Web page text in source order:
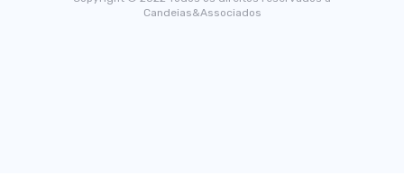
Candeias&Associados